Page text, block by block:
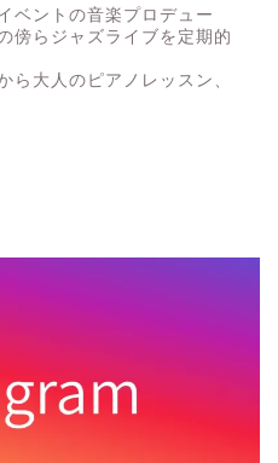
ベントの音楽プロデュー
傍らジャズライブを定期的
ら大人のピアノレッスン、